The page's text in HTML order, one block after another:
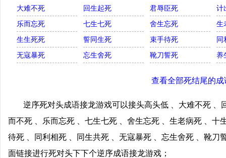
大难不死 回生起死 君辱臣死
计
乐而忘死
七生七死 舍生忘死
生
生生死死
誓同生死 束手待死
同
无寇暴死
忘生舍死 靴刀誓死 养
查看全部死结尾的成
逆序死对头成语接龙游戏可以接头高头低 、大难不死 、
而不死 、乐而忘死 、七生七死 、舍生忘死 、生老病死 、十
待死 、同利相死 、同生共死 、无寇暴死 、忘生舍死 、靴刀
面链接进行死对头下下个逆序成语接龙游戏；